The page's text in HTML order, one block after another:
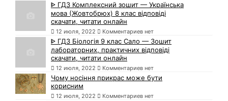
ᐈ ГДЗ Комплексний зошит — Українська
мова (Жовтобрюх) 8 клас відповіді
скачати, читати онлайн
12 июля, 2022 Комментариев нет
ᐈ ГДЗ Біологія 9 клас Сало — Зошит
лабораторних, практичних відповіді
скачати, читати онлайн
12 июля, 2022 Комментариев нет
Чому носіння прикрас може бути
корисним
12 июля, 2022 Комментариев нет